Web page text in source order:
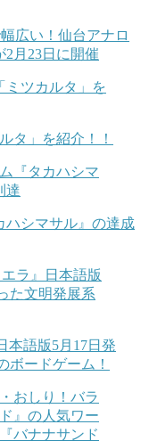
広い！仙台アナロ
2月23日に開催
タ」を紹介！！
ハシマサル』の達成
本語版5月17日発
ボードゲーム！